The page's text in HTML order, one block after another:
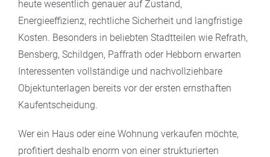
heute wesentlich genauer auf Zustand,
Energieeffizienz, rechtliche Sicherheit und langfristige
Kosten. Besonders in beliebten Stadtteilen wie Refrath,
Bensberg, Schildgen, Paffrath oder Hebborn erwarten
Interessenten vollständige und nachvollziehbare
Objektunterlagen bereits vor der ersten ernsthaften
Kaufentscheidung.
Wer ein Haus oder eine Wohnung verkaufen möchte,
profitiert deshalb enorm von einer strukturierten